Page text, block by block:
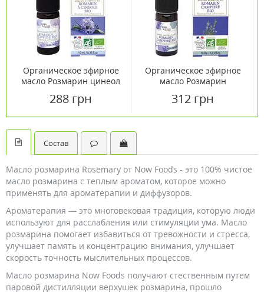
Органическое эфирное
масло Розмарин цинеол
288 грн
Органическое эфирное
масло Розмарин
10 мл
312 грн
Состав
Масло розмарина Rosemary от Now Foods - это 100% чистое
масло розмарина с теплым ароматом, которое можно
применять для ароматерапии и диффузоров.
Ароматерапия — это многовековая традиция, которую люди
используют для расслабления или стимуляции ума. Масло
розмарина помогает избавиться от тревожности и стресса,
улучшает память и концентрацию внимания, улучшает
скорость точность мыслительных процессов.
Масло розмарина Now Foods получают стественным путем
паровой дистилляции верхушек розмарина, прошло